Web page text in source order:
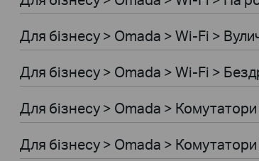
Для бiзнесу > Omada > Wi-Fi >
Для бiзнесу > Omada > Wi-Fi >
Для бiзнесу > Omada >
Для бiзнесу > Omada >